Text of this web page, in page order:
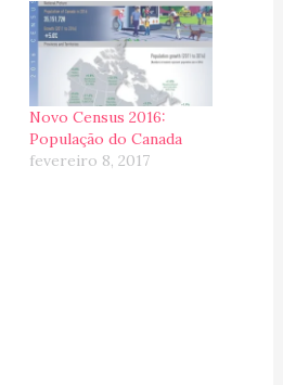
Novo Census 2016:
População do Canada
fevereiro 8, 2017